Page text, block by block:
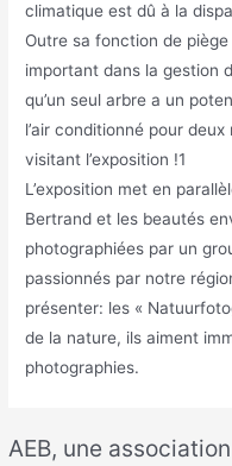
AEB, une
climatique est dû à la
Outre sa fonction de
important dans la gestion
qu’un seul arbre a un
l’air conditionné pour
visitant l’exposition !1
L’exposition met en
Bertrand et les beautés
photographiées par un
passionnés par notre
présenter: les «
de la nature, ils aiment
photographies.